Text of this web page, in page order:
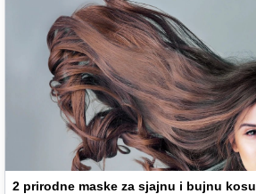
2 prirodne maske za sjajnu i bujnu kosu